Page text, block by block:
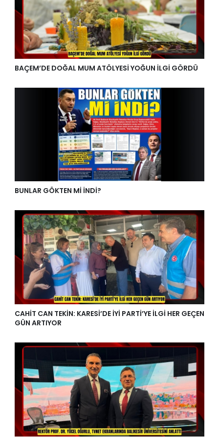
BAÇEM’DE DOĞAL MUM ATÖLYESİ YOĞUN İLGİ GÖRDÜ
BUNLAR GÖKTEN Mİ İNDİ?
CAHİT CAN TEKİN: KARESİ’DE İYİ PARTİ’YE İLGİ HER GEÇEN
GÜN ARTIYOR